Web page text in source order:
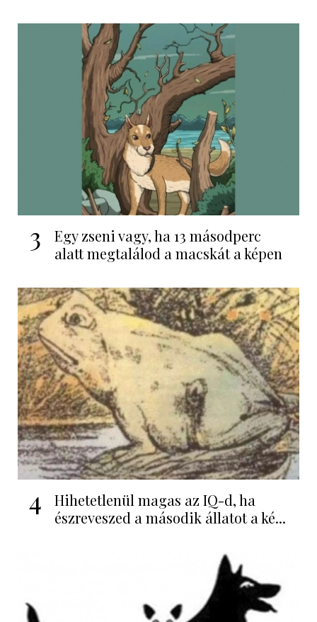
3
Egy zseni vagy, ha 13 másodperc
alatt megtalálod a macskát a képen
4
Hihetetlenül magas az IQ-d, ha
észreveszed a második állatot a ké...